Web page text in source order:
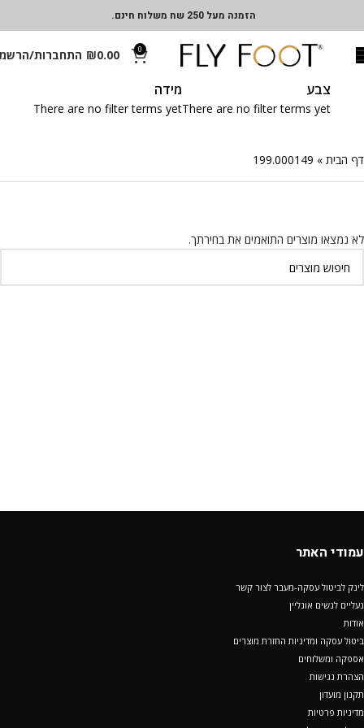
הזמנה מעל 250 שח משלוח חינם.
0
₪0.00 התחברות/
צבע
There are no filter terms yet
מידה
There are no filter terms yet
דף הבית »
199.000149
לא נמצאו מוצרים התואמים את בחירתך.
עמודי האתר
לינק לביטול עסקה-מעבר לצור קשר
נעליים לנשים אונליין
אודות
ביטול עסקה ומדיניות החזרת מוצרים
אספקה ומשלוחים
הצהרת נגישות
תקנון מועדון
מדיניות פרטיות